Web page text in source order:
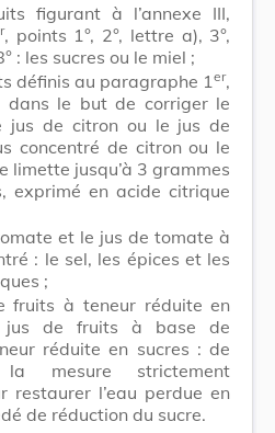
figurant à l’annexe III,
, points 1°, 2°, lettre a), 3°,
: les sucres ou le miel ;
définis au paragraphe 1er,
dans le but de corriger le
jus de citron ou le jus de
concentré de citron ou le
limette jusqu’à 3 grammes
exprimé en acide citrique
et le jus de tomate à
: le sel, les épices et les
;
fruits à teneur réduite en
jus de fruits à base de
réduite en sucres : de
mesure strictement
restaurer l’eau perdue en
de réduction du sucre.